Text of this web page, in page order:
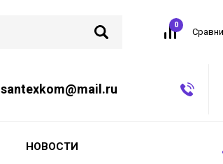
0
santexkom@mail.ru
НОВОСТИ